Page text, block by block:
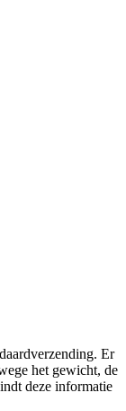
Er
het gewicht, de
deze informatie